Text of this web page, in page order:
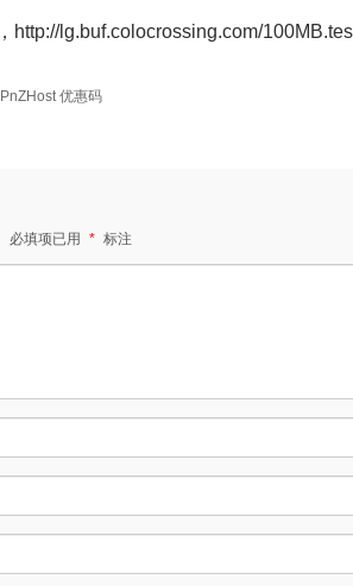
http://lg.buf.colocrossing.com/
PnZHost 优惠码
必填项已用 * 标注